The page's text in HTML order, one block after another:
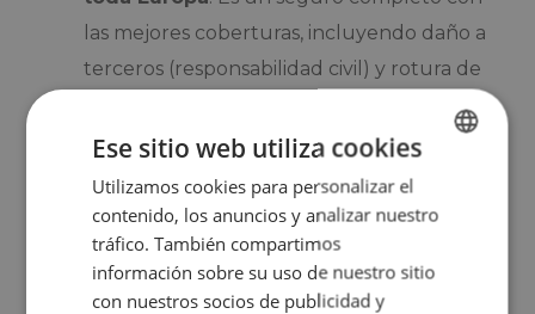
las mejores coberturas, incluyendo daño a
terceros (responsabilidad civil) y rotura de
cristales. Además, la asistencia en carretera
te cubre cualquier incidente estés donde
estés, a cualquier hora.
Añade conductores adicionales a la
reserva sin coste extra . Esto te permitirá
diversificar la conducción entre varias
SPANISH
ENGLISH
Ese sitio web utiliza cookies
Utilizamos cookies para personalizar el
contenido, los anuncios y analizar nuestro
tráfico. También compartimos
información sobre su uso de nuestro sitio
con nuestros socios de publicidad y